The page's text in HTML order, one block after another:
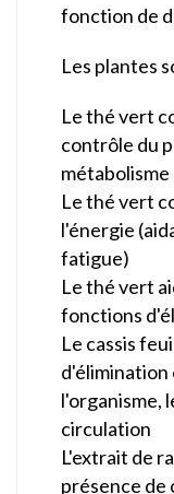
fonction de
Les plantes
Le thé vert
contrôle du
Le thé vert
l'énergie
fatigue)
Le thé vert
fonctions
Le cassis
d'élimination
l'organisme,
circulation
L'extrait de
présence de